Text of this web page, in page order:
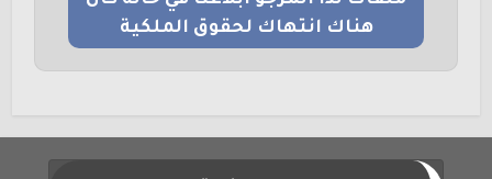
هناك انتهاك لحقوق الملكية